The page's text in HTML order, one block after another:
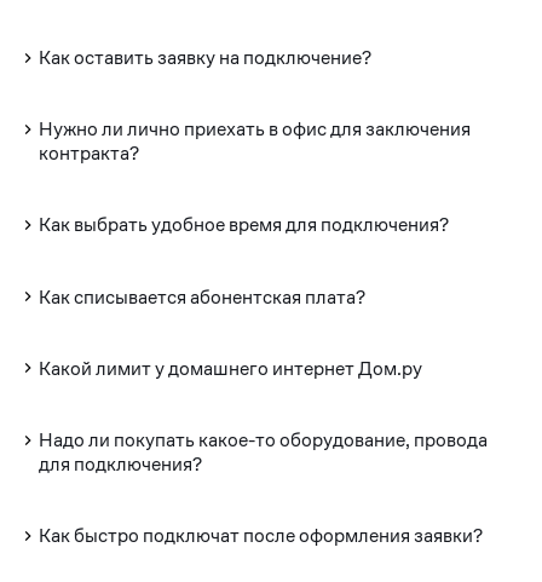
Как оставить заявку на подключение?
Нужно ли лично приехать в офис для заключения
контракта?
Как выбрать удобное время для подключения?
Как списывается абонентская плата?
Какой лимит у домашнего интернет Дом.ру
Надо ли покупать какое-то оборудование, провода
для подключения?
Как быстро подключат после оформления заявки?